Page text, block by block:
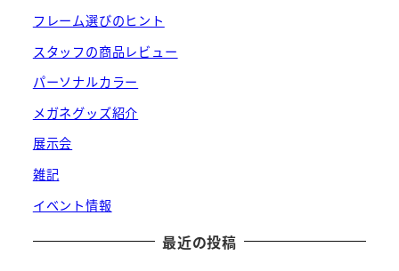
フレーム選びのヒント
スタッフの商品レビュー
パーソナルカラー
メガネグッズ紹介
展示会
雑記
イベント情報
最近の投稿